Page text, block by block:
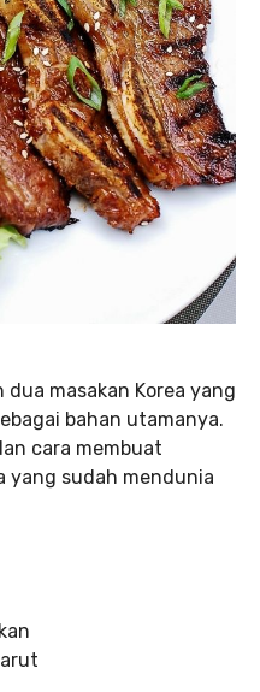
masakan Korea yang
bahan utamanya.
cara membuat
yang sudah mendunia